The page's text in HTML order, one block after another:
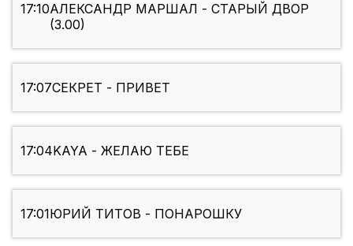
17:10АЛЕКСАНДР МАРШАЛ - СТАРЫЙ ДВОР
(3.00)
17:07СЕКРЕТ - ПРИВЕТ
17:04KAYA - ЖЕЛАЮ ТЕБЕ
17:01ЮРИЙ ТИТОВ - ПОНАРОШКУ